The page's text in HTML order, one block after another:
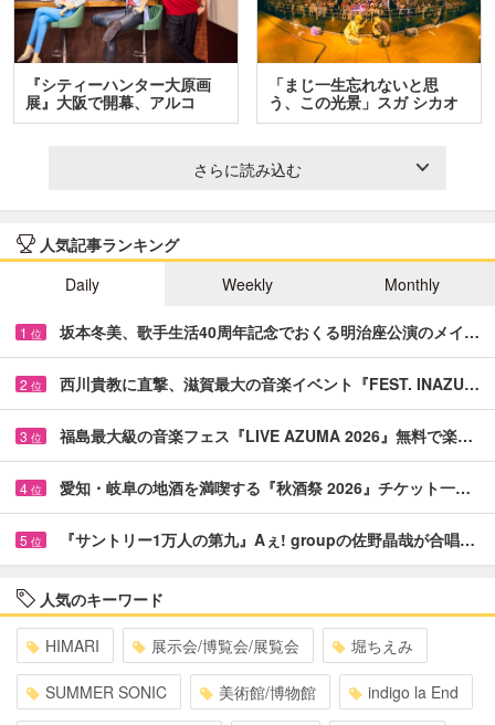
『シティーハンター大原画
展』大阪で開幕、アルコ
＆…
「まじ一生忘れないと思
う、この光景」スガ シカオ
と…
さらに読み込む
人気記事ランキング
Daily
Weekly Monthly
1 位 坂本冬美、歌手生活40周年記念でおくる明治座公演のメイ…
2 位 西川貴教に直撃、滋賀最大の音楽イベント『FEST. INAZU…
3 位 福島最大級の音楽フェス『LIVE AZUMA 2026』無料で楽…
4 位 愛知・岐阜の地酒を満喫する『秋酒祭 2026』チケット一…
5 位 『サントリー1万人の第九』Aぇ! groupの佐野晶哉が合唱…
人気のキーワード
HIMARI 展示会/博覧会/展覧会 堀ちえみ
SUMMER SONIC 美術館/博物館 indigo la End